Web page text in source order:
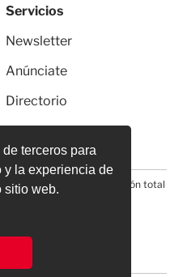
terceros para
y la experiencia de
sitio web.
Servicios
Newsletter
Anúnciate
Directorio
Prohibida la reproducción total
medio electrónico*